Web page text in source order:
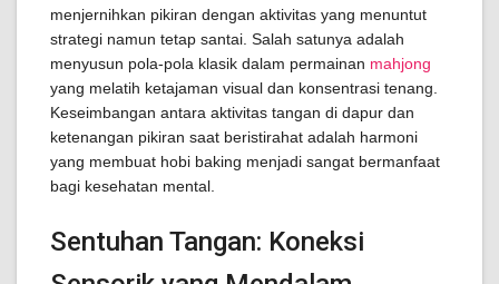
menjernihkan pikiran dengan aktivitas yang menuntut
strategi namun tetap santai. Salah satunya adalah
menyusun pola-pola klasik dalam permainan mahjong
yang melatih ketajaman visual dan konsentrasi tenang.
Keseimbangan antara aktivitas tangan di dapur dan
ketenangan pikiran saat beristirahat adalah harmoni
yang membuat hobi baking menjadi sangat bermanfaat
bagi kesehatan mental.
Sentuhan Tangan: Koneksi